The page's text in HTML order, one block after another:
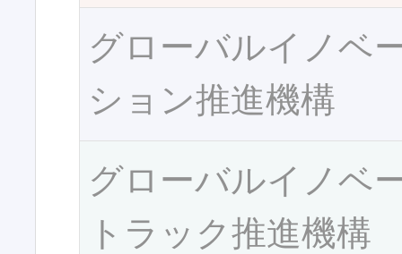
グローバルイノベ
ション推進機構
グローバルイノベ
トラック推進機構